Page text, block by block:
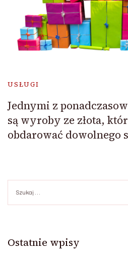
USŁUGI
Jednymi z
są wyroby ze złota,
obdarować dowolnego
Ostatnie wpisy